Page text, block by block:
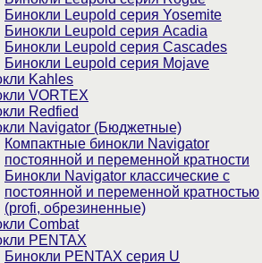
Бинокли Leupold серия Yosemite
Бинокли Leupold серия Acadia
Бинокли Leupold серия Cascades
Бинокли Leupold серия Mojave
Kahles
VORTEX
Redfied
Navigator (Бюджетные)
Компактные бинокли Navigator
постоянной и переменной кратности
Бинокли Navigator классические с
постоянной и переменной кратностью
(profi, обрезиненные)
Combat
PENTAX
Бинокли PENTAX серия U